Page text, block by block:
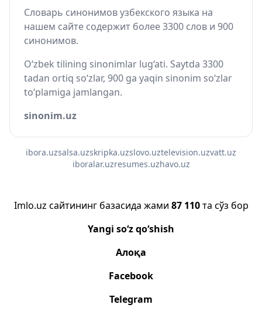
Словарь синонимов узбекского языка на
нашем сайте содержит более 3300 слов и 900
синонимов.
O‘zbek tilining sinonimlar lug‘ati. Saytda 3300
tadan ortiq so‘zlar, 900 ga yaqin sinonim so‘zlar
to‘plamiga jamlangan.
sinonim.uz
ibora.uzsalsa.uzskripka.uzslovo.uztelevision.uzvatt.uz
iboralar.uzresumes.uzhavo.uz
Imlo.uz сайтининг базасида жами 87 110та сўз бор
Yangi so‘z qo‘shish
Алоқа
Facebook
Telegram